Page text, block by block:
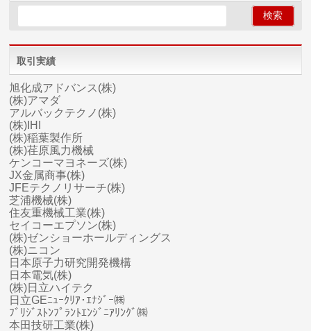
取引実績
旭化成アドバンス(株)
(株)アマダ
アルバックテクノ(株)
(株)IHI
(株)稲葉製作所
(株)荏原風力機械
ケンコーマヨネーズ(株)
JX金属商事(株)
JFEテクノリサーチ(株)
芝浦機械(株)
住友重機械工業(株)
セイコーエプソン(株)
(株)ゼンショーホールディングス
(株)ニコン
日本原子力研究開発機構
日本電気(株)
(株)日立ハイテク
日立GEﾆｭｰｸﾘｱ･ｴﾅｼﾞｰ㈱
ﾌﾞﾘｼﾞｽﾄﾝﾌﾟﾗﾝﾄｴﾝｼﾞﾆｱﾘﾝｸﾞ㈱
本田技研工業(株)